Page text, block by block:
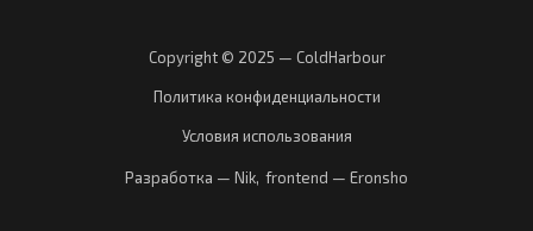
Copyright © 2025 — ColdHarbour
Политика конфиденциальности
Условия использования
Разработка — Nik, frontend — Eronsho